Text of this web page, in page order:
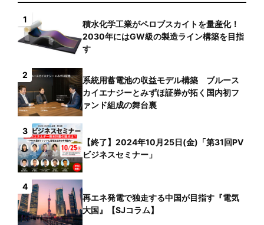
1
積水化学工業がペロブスカイトを量産化！
2030年にはGW級の製造ライン構築を目指
す
2
系統用蓄電池の収益モデル構築 ブルース
カイエナジーとみずほ証券が拓く国内初フ
ァンド組成の舞台裏
3
【終了】2024年10月25日(金)「第31回PV
ビジネスセミナー」
4
再エネ発電で独走する中国が目指す『電気
大国』【SJコラム】